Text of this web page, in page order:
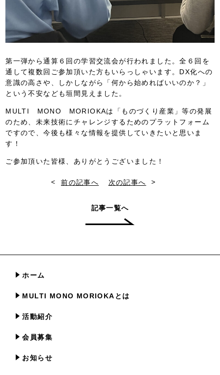
第一弾から通算６回の学習交流会が行われました。全６回を
通して複数回ご参加頂いた方もいらっしゃいます。DX化への
意識の高さや、しかしながら「何から始めればいいのか？」
という不安なども垣間見えました。
MULTI MONO MORIOKAは「ものづくり産業」等の発展
のため、未来技術にチャレンジするためのプラットフォーム
ですので、今後も様々な情報を提供していきたいと思いま
す！
ご参加頂いた皆様、ありがとうございました！
<前の記事へ 次の記事へ >
記事一覧へ
ホーム
MULTI MONO MORIOKAとは
活動紹介
会員募集
お知らせ